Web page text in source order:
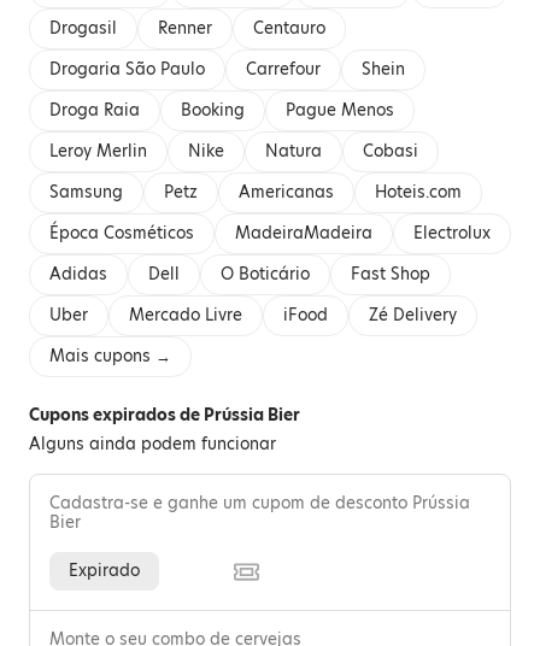
Drogasil
Renner
Centauro
Drogaria São Paulo
Carrefour
Shein
Droga Raia
Booking
Pague Menos
Leroy Merlin
Nike Natura
Cobasi
Samsung
Petz Americanas
Hoteis.com
Época Cosméticos
MadeiraMadeira
Electrolux
Adidas
Dell O Boticário
Fast Shop
Uber
Mercado Livre iFood
Zé Delivery
Mais cupons →
Cupons expirados de Prússia Bier
Alguns ainda podem funcionar
Cadastra-se e ganhe um cupom de desconto Prússia
Bier
Expirado
Monte o seu combo de cervejas